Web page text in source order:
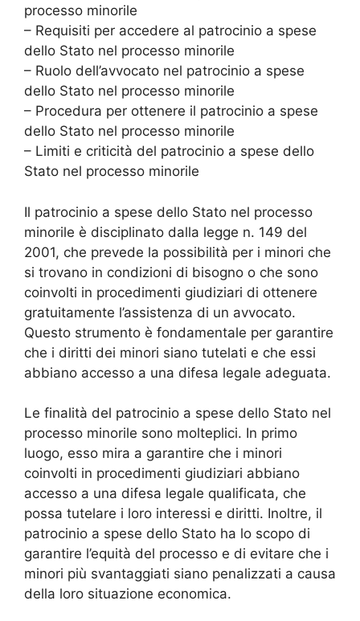
processo minorile
– Requisiti per accedere al patrocinio a spese
dello Stato nel processo minorile
– Ruolo dell’avvocato nel patrocinio a spese
dello Stato nel processo minorile
– Procedura per ottenere il patrocinio a spese
dello Stato nel processo minorile
– Limiti e criticità del patrocinio a spese dello
Stato nel processo minorile
Il patrocinio a spese dello Stato nel processo
minorile è disciplinato dalla legge n. 149 del
2001, che prevede la possibilità per i minori che
si trovano in condizioni di bisogno o che sono
coinvolti in procedimenti giudiziari di ottenere
gratuitamente l’assistenza di un avvocato.
Questo strumento è fondamentale per garantire
che i diritti dei minori siano tutelati e che essi
abbiano accesso a una difesa legale adeguata.
Le finalità del patrocinio a spese dello Stato nel
processo minorile sono molteplici. In primo
luogo, esso mira a garantire che i minori
coinvolti in procedimenti giudiziari abbiano
accesso a una difesa legale qualificata, che
possa tutelare i loro interessi e diritti. Inoltre, il
patrocinio a spese dello Stato ha lo scopo di
garantire l’equità del processo e di evitare che i
minori più svantaggiati siano penalizzati a causa
della loro situazione economica.